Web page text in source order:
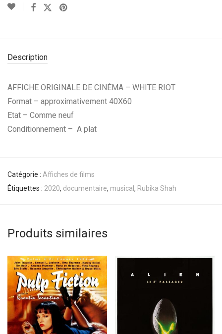
Description
AFFICHE ORIGINALE DE CINÉMA – WHITE RIOT
Format – approximativement 40X60
Etat – Comme neuf
Conditionnement – A plat
Catégorie : Affiches de films
Étiquettes : 2020, documentaire, musical, Rubika Shah
Produits similaires